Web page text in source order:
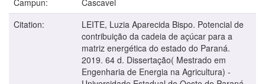
Citation:
LEITE, Luzia Aparecida Bispo. Potencial de
contribuição da cadeia de açúcar para a
matriz energética do estado do Paraná.
2019. 64 d. Dissertação( Mestrado em
Engenharia de Energia na Agricultura) -